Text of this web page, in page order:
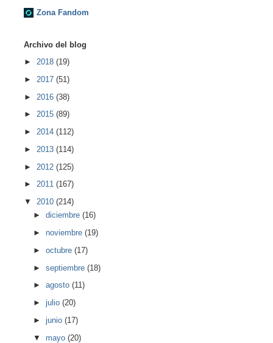
Zona Fandom
Archivo del blog
► 2018 (19)
► 2017 (51)
► 2016 (38)
► 2015 (89)
► 2014 (112)
► 2013 (114)
► 2012 (125)
► 2011 (167)
▼ 2010 (214)
►diciembre(16)
►noviembre(19)
►octubre(17)
►septiembre(18)
►agosto(11)
►julio(20)
►junio(17)
▼mayo(20)